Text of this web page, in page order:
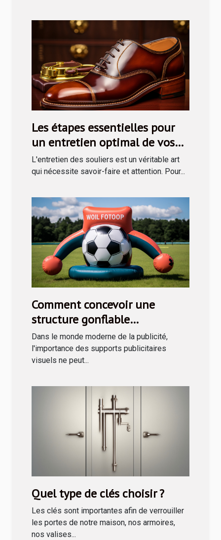
Les étapes essentielles pour
un entretien optimal de vos
souliers avec un kit de cirage
L'entretien des souliers est un véritable art
qui nécessite savoir-faire et attention. Pour...
Comment concevoir une
structure gonflable
publicitaire efficace
Dans le monde moderne de la publicité,
l'importance des supports publicitaires
visuels ne peut...
Quel type de clés choisir ?
Les clés sont importantes afin de verrouiller
les portes de notre maison, nos armoires,
nos valises...